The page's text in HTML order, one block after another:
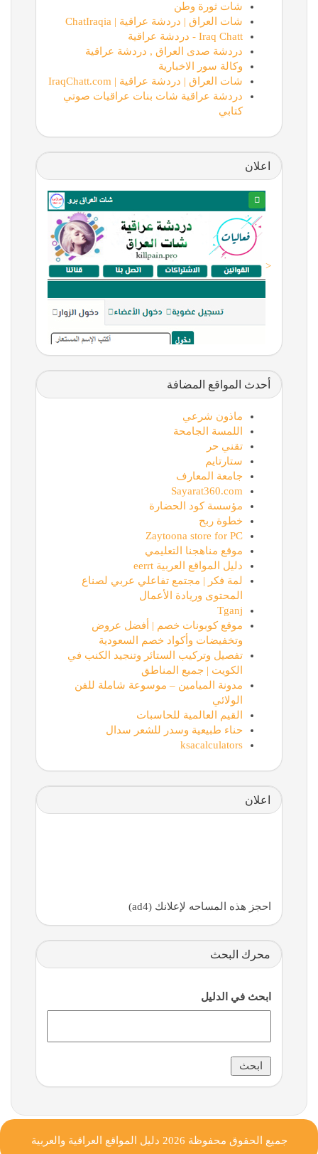
شات ثورة وطن
شات العراق | دردشة عراقية | ChatIraqia
Iraq Chatt - دردشة عراقية
دردشة صدى العراق , دردشة عراقية
وكالة سور الاخبارية
شات العراق | دردشة عراقية | IraqChatt.com
دردشة عراقية شات بنات عراقيات صوتي
كتابي
اعلان
<
أحدث المواقع المضافة
ماذون شرعي
اللمسة الجامحة
تقني حر
ستارتايم
جامعة المعارف
Sayarat360.com
مؤسسة كود الحضارة
خطوة ربح
Zaytoona store for PC
موقع مناهجنا التعليمي
دليل المواقع العربية eerrt
لمة فكر | مجتمع تفاعلي عربي لصناع
المحتوى وريادة الأعمال
Tganj
موقع كوبونات خصم | أفضل عروض
وتخفيضات وأكواد خصم السعودية
تفصيل وتركيب الستائر وتنجيد الكنب في
الكويت | جميع المناطق
مدونة الميامين – موسوعة شاملة للفن
الولائي
القيم العالمية للحاسبات
حناء طبيعية وسدر للشعر سدال
ksacalculators
اعلان
احجز هذه المساحه لإعلانك (ad4)
محرك البحث
ابحث في الدليل
جميع الحقوق محفوظة 2026 دليل المواقع العراقية والعربية